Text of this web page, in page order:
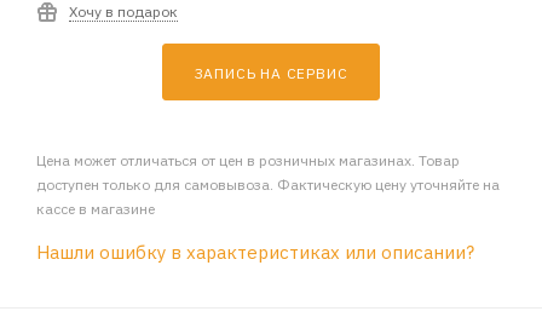
Хочу в подарок
ЗАПИСЬ НА СЕРВИС
Цена может отличаться от цен в розничных магазинах. Товар
доступен только для самовывоза. Фактическую цену уточняйте на
кассе в магазине
Нашли ошибку в характеристиках или описании?